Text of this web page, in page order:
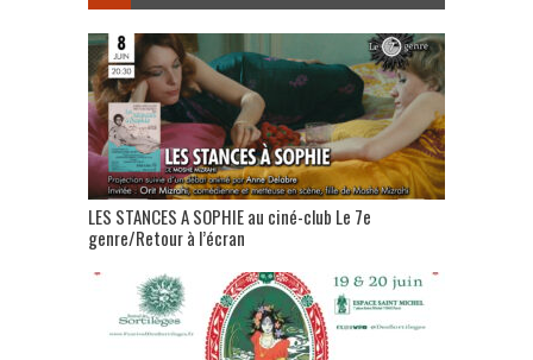
LES STANCES A SOPHIE au ciné-club Le 7e
genre/Retour à l’écran